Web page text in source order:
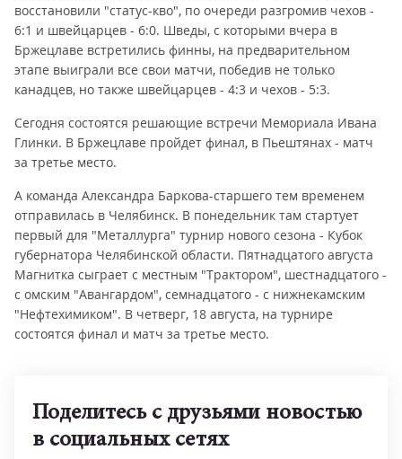
восстановили "статус-кво", по очереди разгромив чехов -
6:1 и швейцарцев - 6:0. Шведы, с которыми вчера в
Бржецлаве встретились финны, на предварительном
этапе выиграли все свои матчи, победив не только
канадцев, но также швейцарцев - 4:3 и чехов - 5:3.
Сегодня состоятся решающие встречи Мемориала Ивана
Глинки. В Бржецлаве пройдет финал, в Пьештянах - матч
за третье место.
А команда Александра Баркова-старшего тем временем
отправилась в Челябинск. В понедельник там стартует
первый для "Металлурга" турнир нового сезона - Кубок
губернатора Челябинской области. Пятнадцатого августа
Магнитка сыграет с местным "Трактором", шестнадцатого -
с омским "Авангардом", семнадцатого - с нижнекамским
"Нефтехимиком". В четверг, 18 августа, на турнире
состоятся финал и матч за третье место.
Поделитесь с друзьями новостью
в социальных сетях